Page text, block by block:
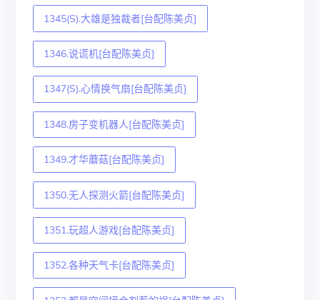
1345(S).大雄是独裁者[台配陈美贞]
1346.说谎机[台配陈美贞]
1347(S).心情换气扇[台配陈美贞]
1348.房子变机器人[台配陈美贞]
1349.才华蘑菇[台配陈美贞]
1350.无人探测火箭[台配陈美贞]
1351.玩超人游戏[台配陈美贞]
1352.各种天气卡[台配陈美贞]